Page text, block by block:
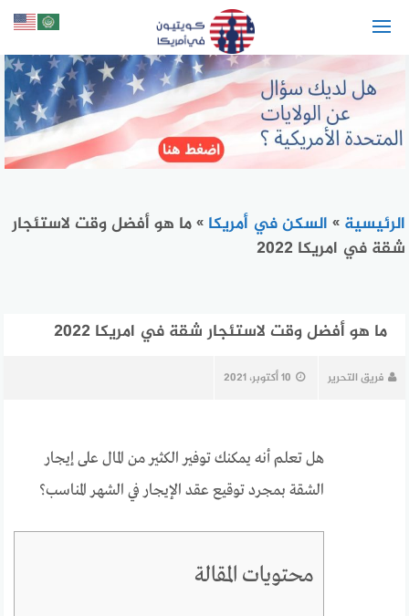
الرئيسية » السكن في أمريكا »ما هو أفضل وقت لاستئجار
شقة في امريكا 2022
ما هو أفضل وقت لاستئجار شقة في امريكا 2022
فريق التحرير 10 أكتوبر، 2021
هل تعلم أنه يمكنك توفير الكثير من المال على إيجار
الشقة بمجرد توقيع عقد الإيجار في الشهر المناسب؟
محتويات المقالة